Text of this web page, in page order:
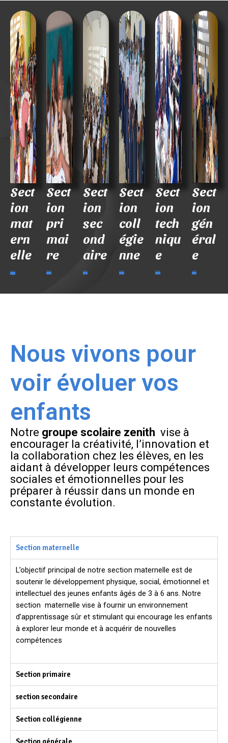
Sect
ion
mat
ern
elle
Sect
ion
pri
mai
re
Sect
ion
sec
ond
aire
Sect
ion
coll
égie
nne
Sect
ion
tech
niqu
e
Sect
ion
gén
éral
e
Nous vivons pour
voir évoluer vos
enfants
Notre groupe scolaire zenith vise à
encourager la créativité, l’innovation et
la collaboration chez les élèves, en les
aidant à développer leurs compétences
sociales et émotionnelles pour les
préparer à réussir dans un monde en
constante évolution.
Section maternelle
L’objectif principal de notre section maternelle est de
soutenir le développement physique, social, émotionnel et
intellectuel des jeunes enfants âgés de 3 à 6 ans. Notre
section maternelle vise à fournir un environnement
d’apprentissage sûr et stimulant qui encourage les enfants
à explorer leur monde et à acquérir de nouvelles
compétences
Section primaire
section secondaire
Section collégienne